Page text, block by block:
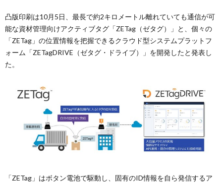
凸版印刷は10月5日、最長で約2キロメートル離れていても通信が可
能な資材管理向けアクティブタグ「ZETag（ゼタグ）」と、個々の
「ZETag」の位置情報を把握できるクラウド型システムプラットフ
ォーム「ZETagDRIVE（ゼタグ・ドライブ）」を開発したと発表し
た。
「ZETag」はボタン電池で駆動し、固有のID情報を自ら発信するア